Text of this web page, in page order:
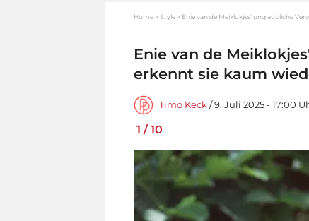
Home Style Enie van de Meiklokjes' unglaubliche
Enie van de
erkennt sie kaum
Timo Keck / 9. Juli 2025 - 17:00
1 /10